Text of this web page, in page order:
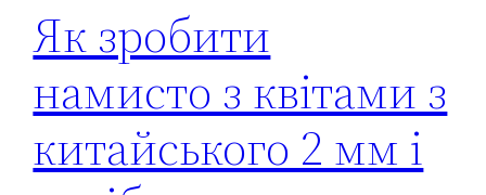
Як зробити
намисто з квітами з
китайського 2 мм і